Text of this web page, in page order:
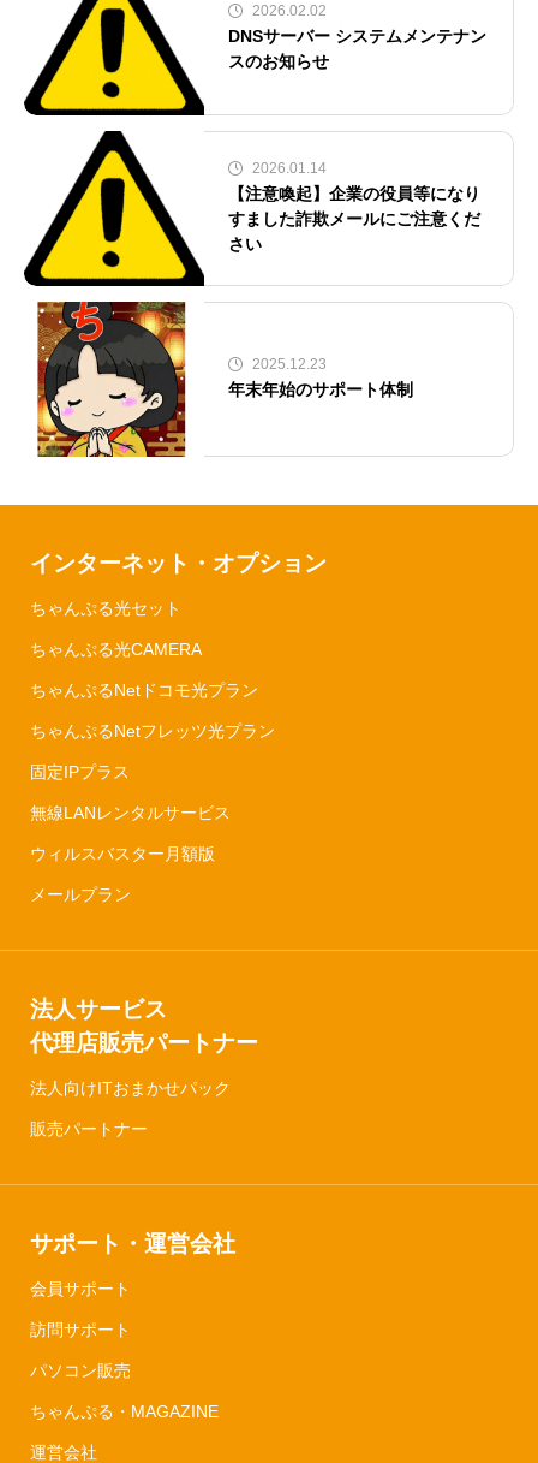
2026.02.02
DNSサーバー システムメンテナン
スのお知らせ
2026.01.14
【注意喚起】企業の役員等になり
すました詐欺メールにご注意くだ
さい
2025.12.23
年末年始のサポート体制
インターネット・オプション
ちゃんぷる光セット
ちゃんぷる光CAMERA
ちゃんぷるNetドコモ光プラン
ちゃんぷるNetフレッツ光プラン
固定IPプラス
無線LANレンタルサービス
ウィルスバスター月額版
メールプラン
法人サービス
代理店販売パートナー
法人向けITおまかせパック
販売パートナー
サポート・運営会社
会員サポート
訪問サポート
パソコン販売
ちゃんぷる・MAGAZINE
運営会社